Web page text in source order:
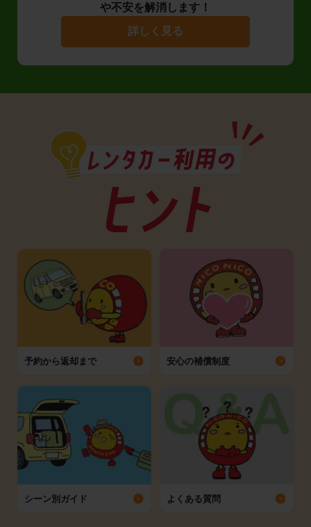
や不安を解消します！
詳しく見る
予約から返却まで 安心の補償制度
シーン別ガイド よくある質問